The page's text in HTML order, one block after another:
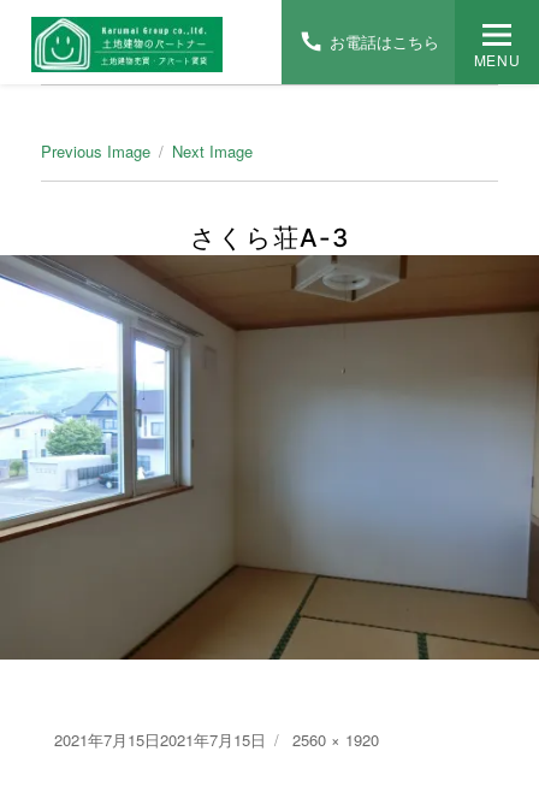
MENU
Previous Image Next Image
さくら荘A-3
Posted
2021年7月15日2021年7月15日
Full
2560 × 1920
お電話はこちら